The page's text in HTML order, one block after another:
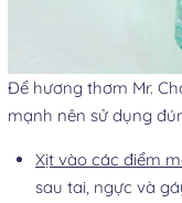
Để hương thơm Mr.
mạnh nên sử dụng
Xịt vào các điểm
sau tai, ngực và